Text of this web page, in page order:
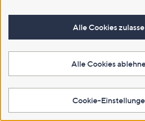
-42% € 69,99
4.6
(5)5
Bewertungen
Weitere Farben verfügbar
In den Warenkorb
gerades
€
-41% €
In
Alle Cookies
Alle Cookies
Cookie-